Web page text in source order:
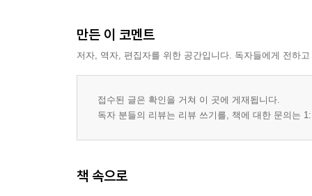
만든 이 코멘트
저자, 역자, 편집자를 위한 공간입니다. 독자들에게 전하
접수된 글은 확인을 거쳐 이 곳에 게재됩니다.
독자 분들의 리뷰는 리뷰 쓰기를, 책에 대한 문의는
책 속으로